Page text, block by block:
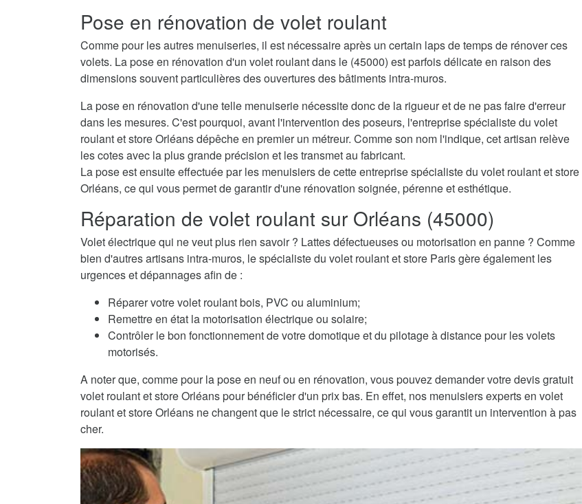
Pose en rénovation de volet roulant
Comme pour les autres menuiseries, il est nécessaire après un certain laps de temps de rénover ces
volets. La pose en rénovation d'un volet roulant dans le (45000) est parfois délicate en raison des
dimensions souvent particulières des ouvertures des bâtiments intra-muros.
La pose en rénovation d'une telle menuiserie nécessite donc de la rigueur et de ne pas faire d'erreur
dans les mesures. C'est pourquoi, avant l'intervention des poseurs, l'entreprise spécialiste du volet
roulant et store Orléans dépêche en premier un métreur. Comme son nom l'indique, cet artisan relève
les cotes avec la plus grande précision et les transmet au fabricant.
La pose est ensuite effectuée par les menuisiers de cette entreprise spécialiste du volet roulant et store
Orléans, ce qui vous permet de garantir d'une rénovation soignée, pérenne et esthétique.
Réparation de volet roulant sur Orléans (45000)
Volet électrique qui ne veut plus rien savoir ? Lattes défectueuses ou motorisation en panne ? Comme
bien d'autres artisans intra-muros, le spécialiste du volet roulant et store Paris gère également les
urgences et dépannages afin de :
Réparer votre volet roulant bois, PVC ou aluminium;
Remettre en état la motorisation électrique ou solaire;
Contrôler le bon fonctionnement de votre domotique et du pilotage à distance pour les volets
motorisés.
A noter que, comme pour la pose en neuf ou en rénovation, vous pouvez demander votre devis gratuit
volet roulant et store Orléans pour bénéficier d'un prix bas. En effet, nos menuisiers experts en volet
roulant et store Orléans ne changent que le strict nécessaire, ce qui vous garantit un intervention à pas
cher.